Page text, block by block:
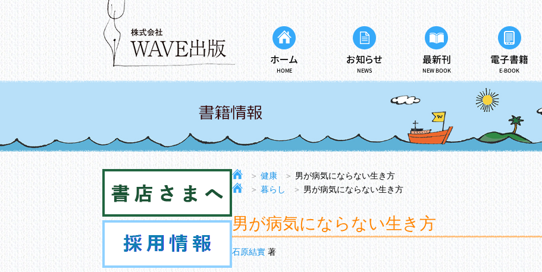
ホーム
HOME
お知らせ
NEWS
最新刊
NEW BOOK
電子書籍
E-BOOK
＞ 健康 ＞ 男が病気にならない生き方
＞ 暮らし ＞ 男が病気にならない生き方
男が病気にならない生き方
石原結實 著